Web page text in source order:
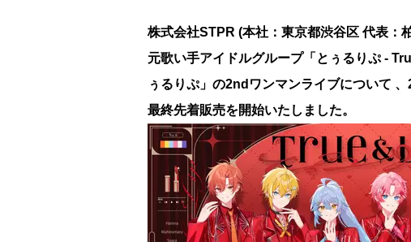
株式会社STPR (本社：東京都渋谷区 代表：
元歌い手アイドルグループ「とぅるりぷ -
ぅるりぷ」の2ndワンマンライブについて
最終先着販売を開始いたしました。